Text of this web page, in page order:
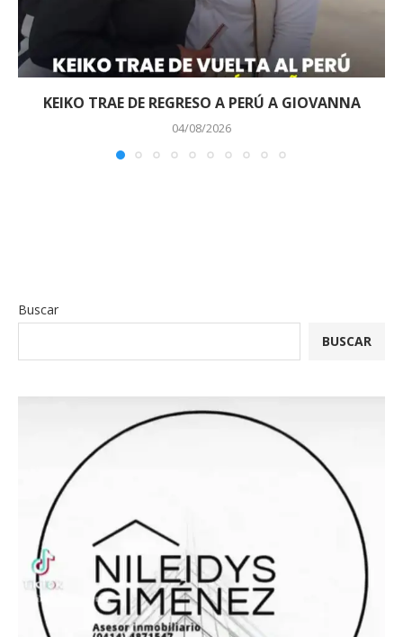
KEIKO TRAE DE REGRESO A PERÚ A GIOVANNA
04/08/2026
Buscar
BUSCAR